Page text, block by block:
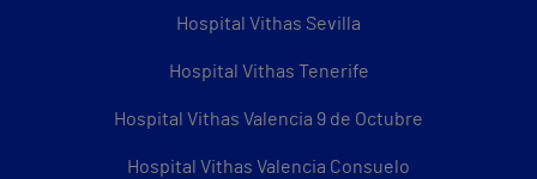
Hospital Vithas Sevilla
Hospital Vithas Tenerife
Hospital Vithas Valencia 9 de Octubre
Hospital Vithas Valencia Consuelo